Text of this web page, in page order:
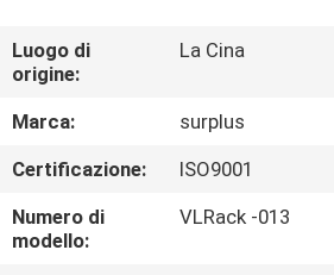
DI
NOI
VISITA
ALLA
FABBRICA
Luogo di
origine:
La Cina
Marca:
surplus
Certificazione:
ISO9001
Numero di
modello:
VLRack -013